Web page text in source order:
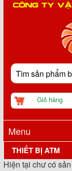
CÔNG TY
Giỏ hàng
Menu
THIẾT BỊ ATM
Hiện tại chư có